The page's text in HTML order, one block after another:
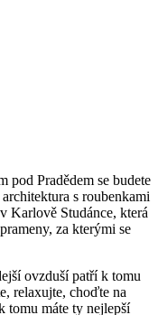
pod Pradědem se budete
s roubenkami
Karlově Studánce, která
za kterými se
ovzduší patří k tomu
relaxujte, choďte na
tomu máte ty nejlepší